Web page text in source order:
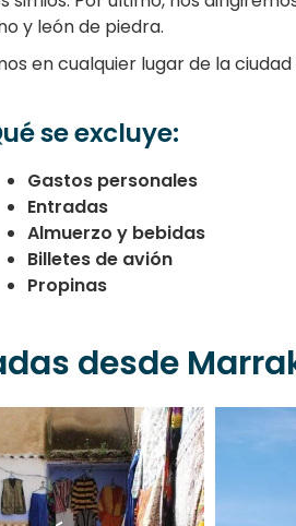
y león de piedra.
en cualquier lugar de la ciudad
se excluye:
Gastos personales
Entradas
Almuerzo y bebidas
Billetes de avión
Propinas
desde